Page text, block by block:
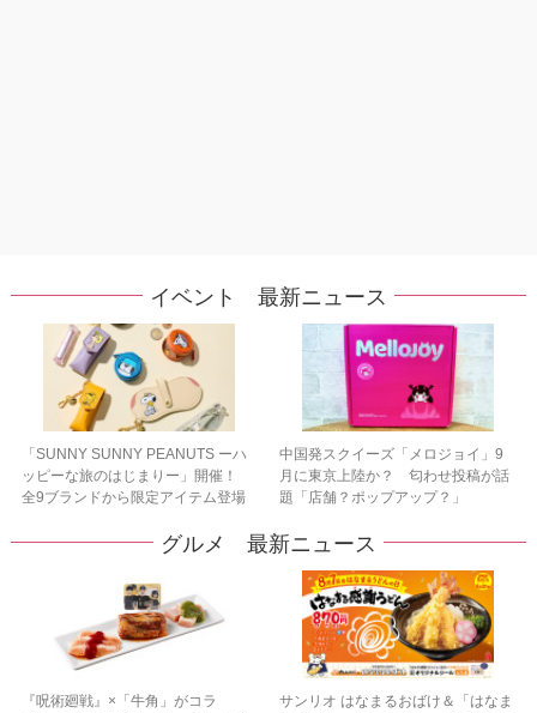
イベント 最新ニュース
「SUNNY SUNNY PEANUTS ーハ
ッピーな旅のはじまりー」開催！
全9ブランドから限定アイテム登場
中国発スクイーズ「メロジョイ」9
月に東京上陸か？ 匂わせ投稿が話
題「店舗？ポップアップ？」
グルメ 最新ニュース
『呪術廻戦』×「牛角」がコラ
サンリオ はなまるおばけ＆「はなま